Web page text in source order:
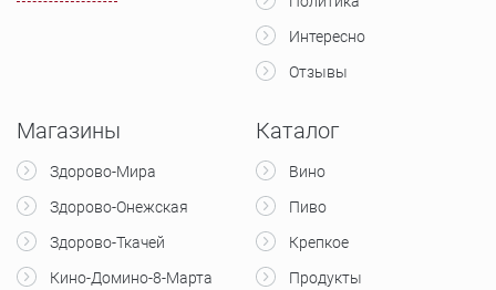
Интересно
Отзывы
Магазины
Здорово-Мира
Здорово-Онежская
Здорово-Ткачей
Кино-Домино-8-Марта
Каталог
Вино
Пиво
Крепкое
Продукты